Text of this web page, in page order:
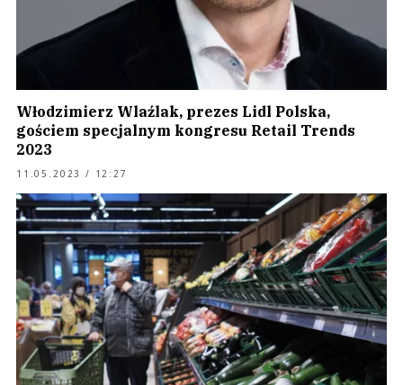
Włodzimierz Wlaźlak, prezes Lidl Polska,
gościem specjalnym kongresu Retail Trends
2023
11.05.2023 / 12:27